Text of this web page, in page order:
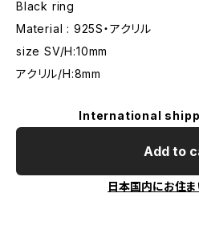
Black ring
Material : 925S・アクリル
size SV/H:10mm
アクリル/H:8mm
International
Add to
日本国内にお住